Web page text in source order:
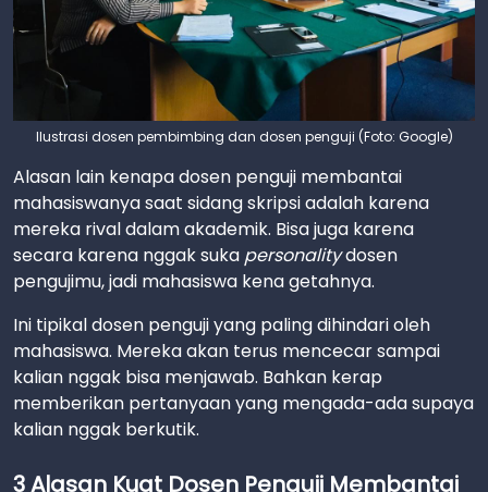
Ilustrasi dosen pembimbing dan dosen penguji (Foto: Google)
Alasan lain kenapa dosen penguji membantai
mahasiswanya saat sidang skripsi adalah karena
mereka rival dalam akademik. Bisa juga karena
secara karena nggak suka personalitydosen
pengujimu, jadi mahasiswa kena getahnya.
Ini tipikal dosen penguji yang paling dihindari oleh
mahasiswa. Mereka akan terus mencecar sampai
kalian nggak bisa menjawab. Bahkan kerap
memberikan pertanyaan yang mengada-ada supaya
kalian nggak berkutik.
3 Alasan Kuat Dosen Penguji Membantai